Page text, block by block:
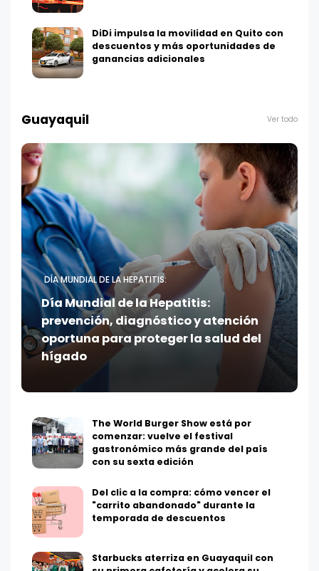
DiDi impulsa la movilidad en Quito con
descuentos y más oportunidades de
ganancias adicionales
Guayaquil Ver todo
DÍA MUNDIAL DE LA HEPATITIS:
Día Mundial de la Hepatitis:
prevención, diagnóstico y atención
oportuna para proteger la salud del
hígado
The World Burger Show está por
comenzar: vuelve el festival
gastronómico más grande del país
con su sexta edición
Del clic a la compra: cómo vencer el
"carrito abandonado" durante la
temporada de descuentos
Starbucks aterriza en Guayaquil con